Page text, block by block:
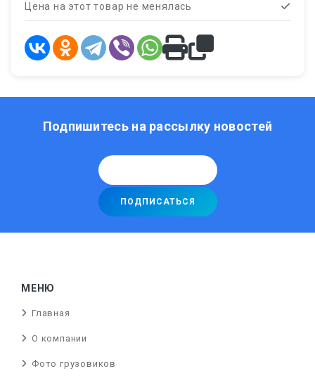
Цена на этот товар не менялась
Подпишитесь на рассылку новостей
МЕНЮ
Главная
О компании
Фото грузовиков